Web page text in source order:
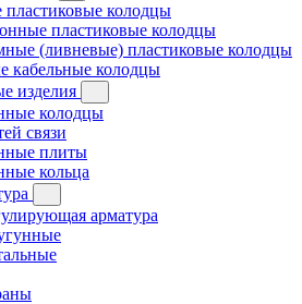
колодцы
пластиковые колодцы
(ливневые) пластиковые колодцы
кабельные колодцы
изделия
колодцы
связи
плиты
кольца
арматура